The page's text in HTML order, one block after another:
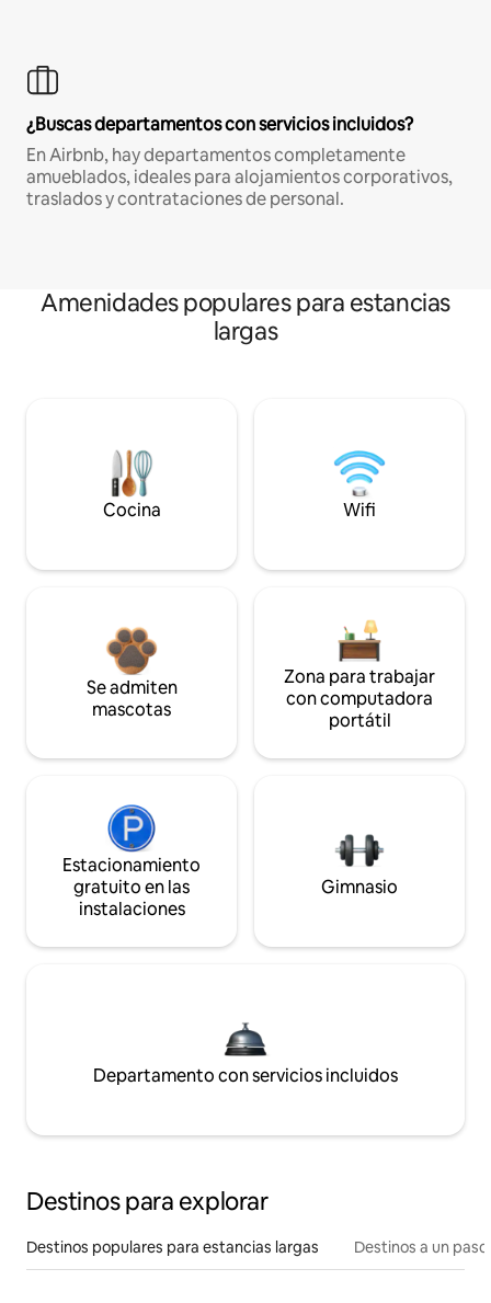
¿Buscas departamentos con servicios incluidos?
En Airbnb, hay departamentos completamente
amueblados, ideales para alojamientos corporativos,
traslados y contrataciones de personal.
Amenidades populares para estancias
largas
Cocina Wifi
Se admiten
mascotas
Zona para trabajar
con computadora
portátil
Estacionamiento
gratuito en las
instalaciones
Gimnasio
Departamento con servicios incluidos
Destinos para explorar
Destinos populares para estancias largas Destinos a un